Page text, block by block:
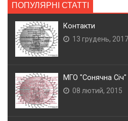
ПОПУЛЯРНІ СТАТТІ
Контакти
13 грудень, 2017
МГО "Сонячна Січ"
08 лютий, 2015